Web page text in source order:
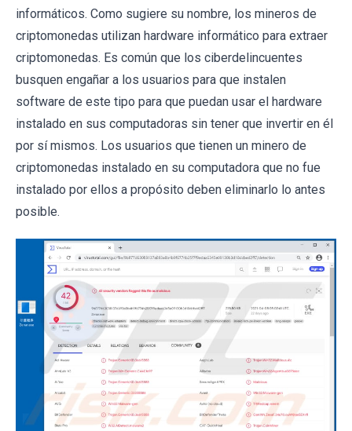
informáticos. Como sugiere su nombre, los mineros de
criptomonedas utilizan hardware informático para extraer
criptomonedas. Es común que los ciberdelincuentes
busquen engañar a los usuarios para que instalen
software de este tipo para que puedan usar el hardware
instalado en sus computadoras sin tener que invertir en él
por sí mismos. Los usuarios que tienen un minero de
criptomonedas instalado en su computadora que no fue
instalado por ellos a propósito deben eliminarlo lo antes
posible.